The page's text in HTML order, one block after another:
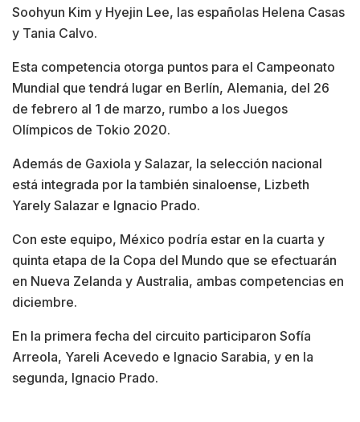
Soohyun Kim y Hyejin Lee, las españolas Helena Casas
y Tania Calvo.
Esta competencia otorga puntos para el Campeonato
Mundial que tendrá lugar en Berlín, Alemania, del 26
de febrero al 1 de marzo, rumbo a los Juegos
Olímpicos de Tokio 2020.
Además de Gaxiola y Salazar, la selección nacional
está integrada por la también sinaloense, Lizbeth
Yarely Salazar e Ignacio Prado.
Con este equipo, México podría estar en la cuarta y
quinta etapa de la Copa del Mundo que se efectuarán
en Nueva Zelanda y Australia, ambas competencias en
diciembre.
En la primera fecha del circuito participaron Sofía
Arreola, Yareli Acevedo e Ignacio Sarabia, y en la
segunda, Ignacio Prado.